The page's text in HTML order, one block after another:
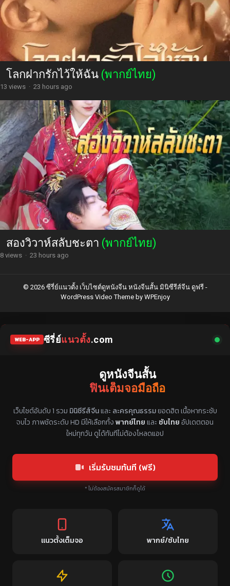
โลกฝากรักไว้ให้ฉัน (พากย์ไทย)
13 views · 23 hours ago
สองวิวาห์สลับชะตา (พากย์ไทย)
8 views · 23 hours ago
© 2026 ซีรี่ย์แนวตั้ง เว็บไซต์ดูหนังจีน หนังจีนสั้น มินิซีรีส์จีน ดูฟรี -
WordPress Video Themeby WPEnjoy
WEB-APP ซีรี่ย์แนวตั้ง.com
ดูหนังจีนสั้น
ฟินเต็มจอมือถือ
เว็บไซต์อันดับ 1 รวม มินิซีรีส์จีนและ ละครคุณธรรมยอดฮิต เนื้อหากระชับ
จบไว ภาพชัดระดับ HD มีให้เลือกทั้งพากย์ไทยและ ซับไทยอัปเดตตอน
ใหม่ทุกวัน ดูได้ทันทีไม่ต้องโหลดแอป
เริ่มรับชมทันที (ฟรี)
* ไม่ต้องสมัครสมาชิกก็ดูได้
แนวตั้งเต็มจอ พากย์/ซับไทย